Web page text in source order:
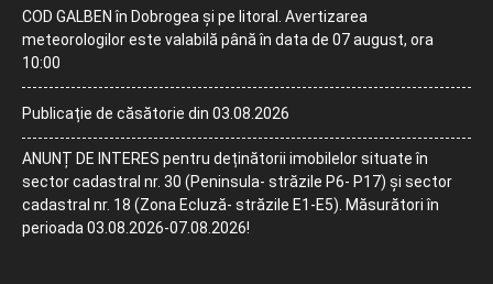
COD GALBEN în Dobrogea și pe litoral. Avertizarea
meteorologilor este valabilă până în data de 07 august, ora
10:00
Publicație de căsătorie din 03.08.2026
ANUNȚ DE INTERES pentru deținătorii imobilelor situate în
sector cadastral nr. 30 (Peninsula- străzile P6- P17) și sector
cadastral nr. 18 (Zona Ecluză- străzile E1-E5). Măsurători în
perioada 03.08.2026-07.08.2026!